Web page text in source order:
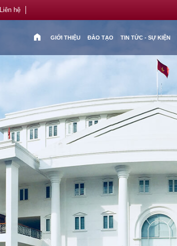
Liên hệ
home GIỚI THIỆU ĐÀO TẠO TIN TỨC - SỰ KIỆN